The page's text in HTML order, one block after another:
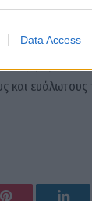
Data Access
άμυνα
και ευάλωτους